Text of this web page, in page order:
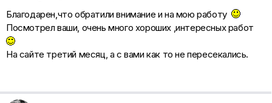
Благодарен,что обратили внимание и на мою работу
Посмотрел ваши, очень много хороших ,интересных работ
На сайте третий месяц, а с вами как то не пересекались.